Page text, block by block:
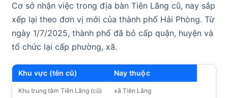
Cơ sở nhận việc trong địa bàn Tiên Lãng cũ, nay sắp
xếp lại theo đơn vị mới của thành phố Hải Phòng. Từ
ngày 1/7/2025, thành phố đã bỏ cấp quận, huyện và
tổ chức lại cấp phường, xã.
Khu vực (tên cũ) Nay thuộc
Khu trung tâm Tiên Lãng (cũ) xã Tiên Lãng